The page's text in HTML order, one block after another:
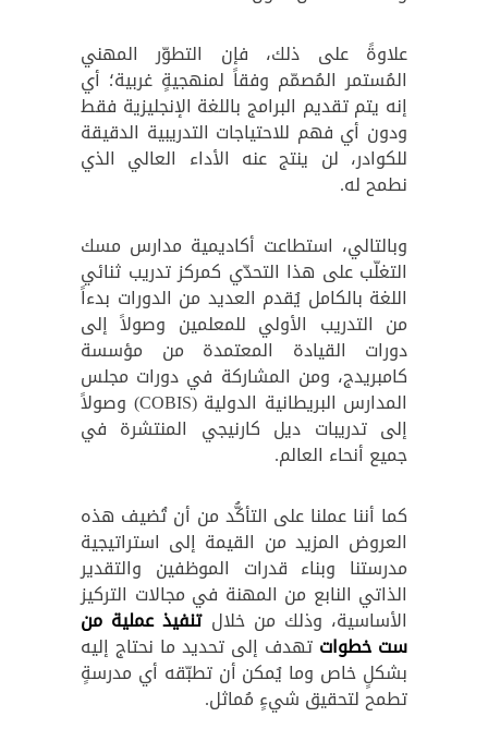
علاوةً على ذلك، فإن التطوّر المهني
المُستمر المُصمّم وفقاً لمنهجيةٍ غربية؛ أي
إنه يتم تقديم البرامج باللغة الإنجليزية فقط
ودون أي فهم للاحتياجات التدريبية الدقيقة
للكوادر، لن ينتج عنه الأداء العالي الذي
نطمح له.
وبالتالي، استطاعت أكاديمية مدارس مسك
التغلّب على هذا التحدّي كمركز تدريب ثنائي
اللغة بالكامل يُقدم العديد من الدورات بدءاً
من التدريب الأولي للمعلمين وصولاً إلى
دورات القيادة المعتمدة من مؤسسة
كامبريدج، ومن المشاركة في دورات مجلس
المدارس البريطانية الدولية (COBIS) وصولاً
إلى تدريبات ديل كارنيجي المنتشرة في
جميع أنحاء العالم.
كما أننا عملنا على التأكُّد من أن تُضيف هذه
العروض المزيد من القيمة إلى استراتيجية
مدرستنا وبناء قدرات الموظفين والتقدير
الذاتي النابع من المهنة في مجالات التركيز
الأساسية، وذلك من خلالتنفيذ عملية من
ست خطوات تهدف إلى تحديد ما نحتاج إليه
بشكلٍ خاص وما يُمكن أن تطبّقه أي مدرسةٍ
تطمح لتحقيق شيءٍ مُماثل.